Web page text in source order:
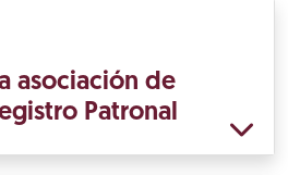
asociación de
Patronal